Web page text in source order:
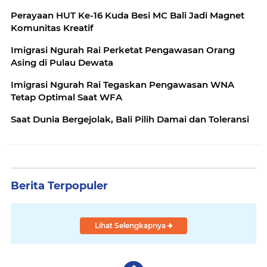
Perayaan HUT Ke-16 Kuda Besi MC Bali Jadi Magnet
Komunitas Kreatif
Imigrasi Ngurah Rai Perketat Pengawasan Orang
Asing di Pulau Dewata
Imigrasi Ngurah Rai Tegaskan Pengawasan WNA
Tetap Optimal Saat WFA
Saat Dunia Bergejolak, Bali Pilih Damai dan Toleransi
Berita Terpopuler
Lihat Selengkapnya